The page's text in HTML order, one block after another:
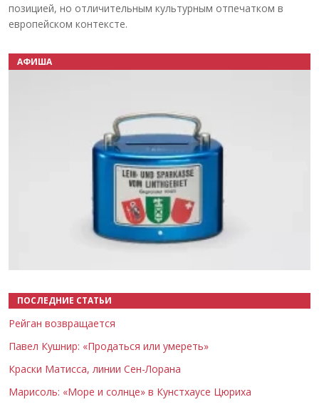
позицией, но отличительным культурным отпечатком в
европейском контексте.
АФИША
ПОСЛЕДНИЕ СТАТЬИ
Рейган возвращается
Павел Кушнир: «Продаться или умереть»
Краски Матисса, линии Сен-Лорана
Марисоль: «Море и солнце» в Кунстхаусе Цюриха